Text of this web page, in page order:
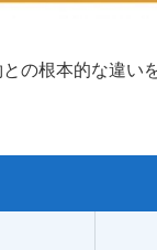
の根本的な違